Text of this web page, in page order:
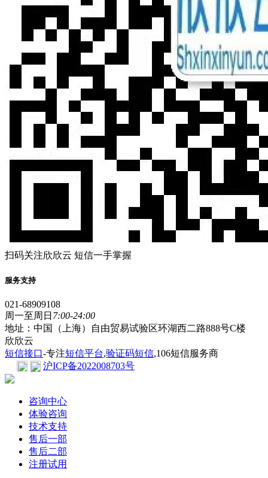
扫码关注欣欣云 短信一手掌握
服务支持
021-68909108
周一至周日 7:00-24:00
地址：中国（上海）自由贸易试验区环湖西二路888号C楼
欣欣云
短信接口-专注短信平台,验证码短信,106短信服务商
沪ICP备2022008703号
咨询中心
体验咨询
技术支持
售后一部
售后二部
注册试用